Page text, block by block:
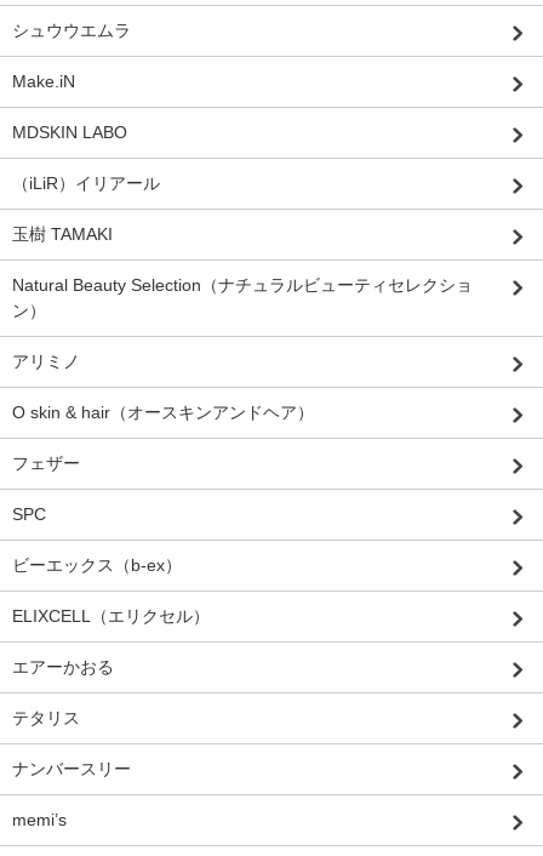
シュウウエムラ
Make.iN
MDSKIN LABO
（iLiR）イリアール
玉樹 TAMAKI
Natural Beauty Selection（ナチュラルビューティセレクショ
ン）
アリミノ
O skin & hair（オースキンアンドヘア）
フェザー
SPC
ビーエックス（b-ex）
ELIXCELL（エリクセル）
エアーかおる
テタリス
ナンバースリー
memi’s